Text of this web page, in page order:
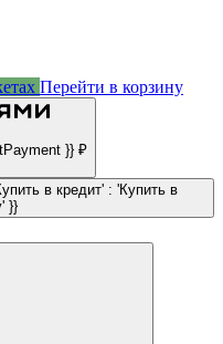
Перейти в корзину
}} ₽
в кредит' : 'Купить в
}}